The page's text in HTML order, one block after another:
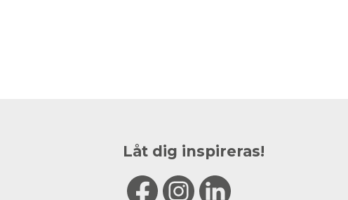
Låt dig inspireras!